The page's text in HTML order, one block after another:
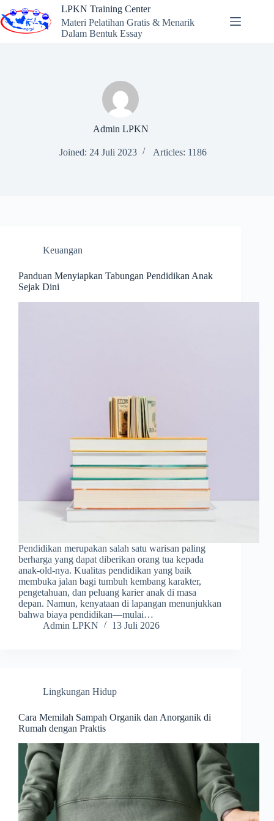
to
content
LPKN Training Center
Materi Pelatihan Gratis & Menarik
Dalam Bentuk Essay
Admin LPKN
Joined: 24 Juli 2023 Articles: 1186
Keuangan
Panduan Menyiapkan Tabungan Pendidikan Anak
Sejak Dini
Pendidikan merupakan salah satu warisan paling
berharga yang dapat diberikan orang tua kepada
anak-old-nya. Kualitas pendidikan yang baik
membuka jalan bagi tumbuh kembang karakter,
pengetahuan, dan peluang karier anak di masa
depan. Namun, kenyataan di lapangan menunjukkan
bahwa biaya pendidikan—mulai…
Admin LPKN
13 Juli 2026
Lingkungan Hidup
Cara Memilah Sampah Organik dan Anorganik di
Rumah dengan Praktis